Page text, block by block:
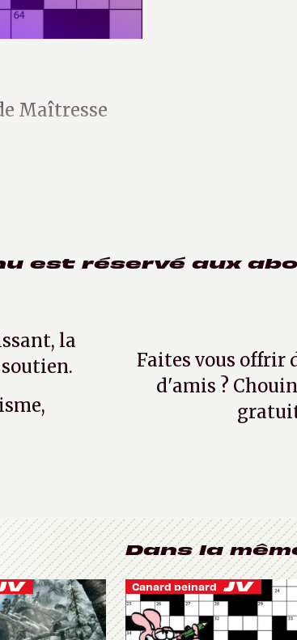
Maîtresse
est réservé aux
la
Faites vous offrir
d'amis ?
Dans la
Canard peinard